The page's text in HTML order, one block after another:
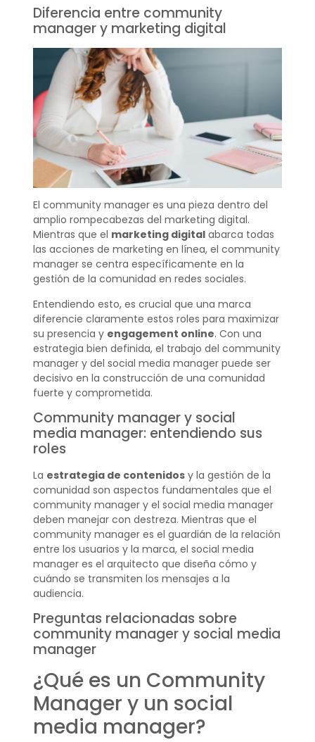
Diferencia entre community
manager y marketing digital
El community manager es una pieza dentro del
amplio rompecabezas del marketing digital.
Mientras que el marketing digitalabarca todas
las acciones de marketing en línea, el community
manager se centra específicamente en la
gestión de la comunidad en redes sociales.
Entendiendo esto, es crucial que una marca
diferencie claramente estos roles para maximizar
su presencia y engagement online. Con una
estrategia bien definida, el trabajo del community
manager y del social media manager puede ser
decisivo en la construcción de una comunidad
fuerte y comprometida.
Community manager y social
media manager: entendiendo sus
roles
La estrategia de contenidosy la gestión de la
comunidad son aspectos fundamentales que el
community manager y el social media manager
deben manejar con destreza. Mientras que el
community manager es el guardián de la relación
entre los usuarios y la marca, el social media
manager es el arquitecto que diseña cómo y
cuándo se transmiten los mensajes a la
audiencia.
Preguntas relacionadas sobre
community manager y social media
manager
¿Qué es un Community
Manager y un social
media manager?